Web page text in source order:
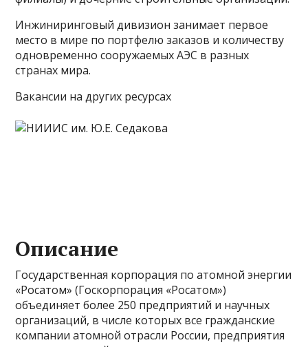
Инжиниринговый дивизион занимает первое
место в мире по портфелю заказов и количеству
одновременно сооружаемых АЭС в разных
странах мира.
Вакансии на других ресурсах
Описание
Государственная корпорация по атомной энергии
«Росатом» (Госкорпорация «Росатом»)
объединяет более 250 предприятий и научных
организаций, в числе которых все гражданские
компании атомной отрасли России, предприятия